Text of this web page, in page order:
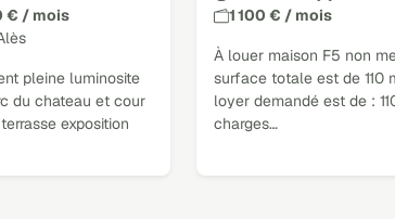
€ / mois
pleine luminosite
du chateau et cour
exposition
1 100 € / mois
À louer maison F5 non
surface totale est de 110
loyer demandé est de :
charges…